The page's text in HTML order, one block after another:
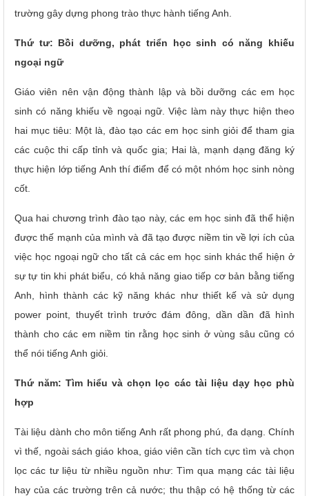
trường gây dựng phong trào thực hành tiếng Anh.
Thứ tư: Bồi dưỡng, phát triển học sinh có năng khiếu
ngoại ngữ
Giáo viên nên vận động thành lập và bồi dưỡng các em học
sinh có năng khiếu về ngoại ngữ. Việc làm này thực hiện theo
hai mục tiêu: Một là, đào tạo các em học sinh giỏi để tham gia
các cuộc thi cấp tỉnh và quốc gia; Hai là, mạnh dạng đăng ký
thực hiện lớp tiếng Anh thí điểm để có một nhóm học sinh nòng
cốt.
Qua hai chương trình đào tạo này, các em học sinh đã thể hiện
được thế mạnh của mình và đã tạo được niềm tin về lợi ích của
việc học ngoại ngữ cho tất cả các em học sinh khác thể hiện ở
sự tự tin khi phát biểu, có khả năng giao tiếp cơ bản bằng tiếng
Anh, hình thành các kỹ năng khác như thiết kế và sử dụng
power point, thuyết trình trước đám đông, dần dần đã hình
thành cho các em niềm tin rằng học sinh ở vùng sâu cũng có
thể nói tiếng Anh giỏi.
Thứ năm: Tìm hiểu và chọn lọc các tài liệu dạy học phù
hợp
Tài liệu dành cho môn tiếng Anh rất phong phú, đa dạng. Chính
vì thế, ngoài sách giáo khoa, giáo viên cần tích cực tìm và chọn
lọc các tư liệu từ nhiều nguồn như: Tìm qua mạng các tài liệu
hay của các trường trên cả nước; thu thập có hệ thống từ các